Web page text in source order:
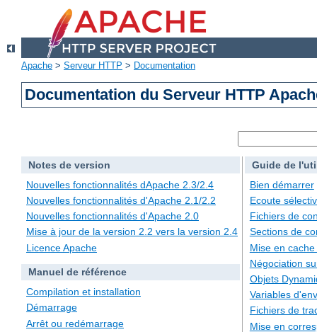
Apache > Serveur HTTP > Documentation
Documentation du Serveur HTTP
Notes de version
Nouvelles fonctionnalités dApache 2.3/2.4
Nouvelles fonctionnalités d'Apache 2.1/2.2
Nouvelles fonctionnalités d'Apache 2.0
Mise à jour de la version 2.2 vers la version 2.4
Licence Apache
Manuel de référence
Compilation et installation
Démarrage
Arrêt ou redémarrage
Guide de
Bien démarrer
Ecoute
Fichiers de
Sections de
Mise en
Négociation
Objets
Variables
Fichiers de
Mise en